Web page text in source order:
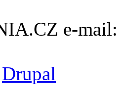
e-mail:
Drupal